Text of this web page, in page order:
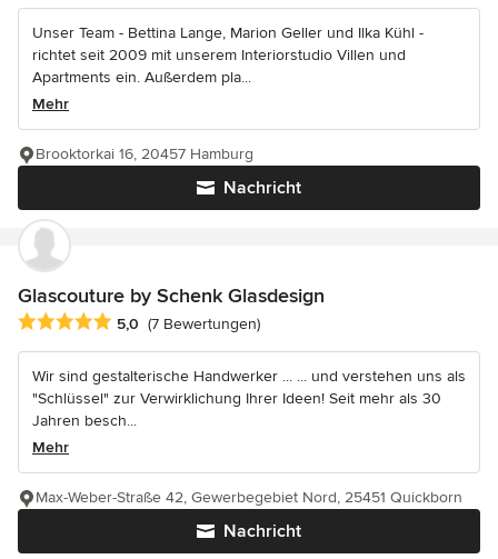
Unser Team - Bettina Lange, Marion Geller und Ilka Kühl -
richtet seit 2009 mit unserem Interiorstudio Villen und
Apartments ein. Außerdem pla...
Mehr
Nachricht
Brooktorkai 16, 20457 Hamburg
Glascouture by Schenk Glasdesign
Durchschnittliche Bewertung: 5 von 5 Sternen
5,0 (7 Bewertungen)
Wir sind gestalterische Handwerker ... ... und verstehen uns als
"Schlüssel" zur Verwirklichung Ihrer Ideen! Seit mehr als 30
Jahren besch...
Mehr
Nachricht
Max-Weber-Straße 42, Gewerbegebiet Nord, 25451 Quickborn